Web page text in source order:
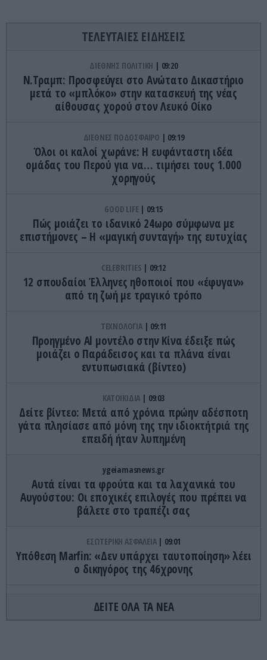
ΤΕΛΕΥΤΑΙΕΣ ΕΙΔΗΣΕΙΣ
ΔΙΕΘΝΗΣ ΠΟΛΙΤΙΚΗ 09:20
Ν.Τραμπ: Προσφεύγει στο Ανώτατο Δικαστήριο
μετά το «μπλόκο» στην κατασκευή της νέας
αίθουσας χορού στον Λευκό Οίκο
ΔΙΕΘΝΕΣ ΠΟΔΟΣΦΑΙΡΟ 09:19
Όλοι οι καλοί χωράνε: Η ευφάνταστη ιδέα
ομάδας του Περού για να… τιμήσει τους 1.000
χορηγούς
GOOD LIFE 09:15
Πώς μοιάζει το ιδανικό 24ωρο σύμφωνα με
επιστήμονες – Η «μαγική συνταγή» της ευτυχίας
CELEBRITIES 09:12
12 σπουδαίοι Έλληνες ηθοποιοί που «έφυγαν»
από τη ζωή με τραγικό τρόπο
ΤΕΧΝΟΛΟΓΙΑ 09:11
Προηγμένο Al μοντέλο στην Κίνα έδειξε πώς
μοιάζει ο Παράδεισος και τα πλάνα είναι
εντυπωσιακά (βίντεο)
ΚΑΤΟΙΚΙΔΙΑ 09:03
Δείτε βίντεο: Μετά από χρόνια πρώην αδέσποτη
γάτα πλησίασε από μόνη της την ιδιοκτήτριά της
επειδή ήταν λυπημένη
ygeiamasnews.gr
Αυτά είναι τα φρούτα και τα λαχανικά του
Αυγούστου: Οι εποχικές επιλογές που πρέπει να
βάλετε στο τραπέζι σας
ΕΣΩΤΕΡΙΚΗ ΑΣΦΑΛΕΙΑ 09:01
Υπόθεση Marfin: «Δεν υπάρχει ταυτοποίηση» λέει
ο δικηγόρος της 46χρονης
ΠΕΡΙΒΑΛΛΟΝ 08:54
Μειώθηκε κατακόρυφα η αποψίλωση στον
ΔΕΙΤΕ ΟΛΑ ΤΑ ΝΕΑ